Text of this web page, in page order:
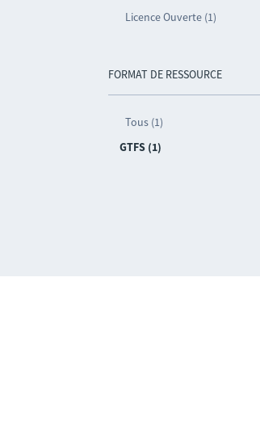
Licence Ouverte (1)
FORMAT DE RESSOURCE
Tous (1)
GTFS (1)